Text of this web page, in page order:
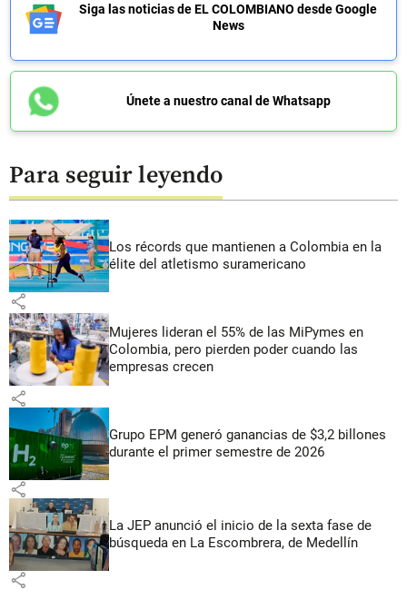
Siga las noticias de EL COLOMBIANO desde Google
News
Únete a nuestro canal de Whatsapp
Para seguir leyendo
Los récords que mantienen a Colombia en la
élite del atletismo suramericano
share
Mujeres lideran el 55% de las MiPymes en
Colombia, pero pierden poder cuando las
empresas crecen
share
Grupo EPM generó ganancias de $3,2 billones
durante el primer semestre de 2026
share
La JEP anunció el inicio de la sexta fase de
búsqueda en La Escombrera, de Medellín
share